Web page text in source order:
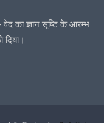
वेद का ज्ञान सृष्टि के आरम्भ